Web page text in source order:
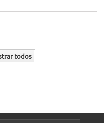
todos